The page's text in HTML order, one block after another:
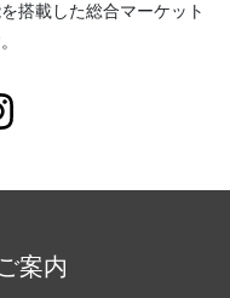
展示されています。
間限定アプリクーポン
を搭載した総合マーケット
案内